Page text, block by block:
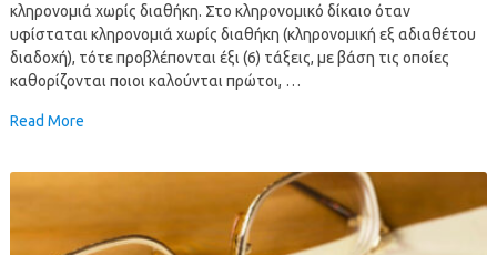
κληρονομιά χωρίς διαθήκη. Στο κληρονομικό δίκαιο όταν
υφίσταται κληρονομιά χωρίς διαθήκη (κληρονομική εξ αδιαθέτου
διαδοχή), τότε προβλέπονται έξι (6) τάξεις, με βάση τις οποίες
καθορίζονται ποιοι καλούνται πρώτοι, …
Read More